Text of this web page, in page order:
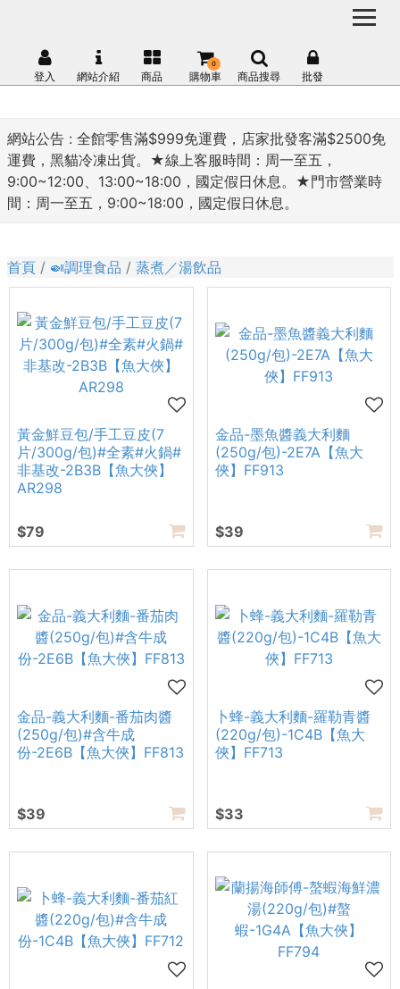
網站公告 : 全館零售滿$999免運費，店家批發客滿$2500免
運費，黑貓冷凍出貨。★線上客服時間：周一至五，
9:00~12:00、13:00~18:00，國定假日休息。★門市營業時
間：周一至五，9:00~18:00，國定假日休息。
登入 網站介紹 商品 購物車
0
商品搜尋 批發
首頁 🍛調理食品 蒸煮／湯飲品
黃金鮮豆包/手工豆皮(7
片/300g/包)#全素#火鍋#
非基改-2B3B【魚大俠】
AR298
$79
金品-墨魚醬義大利麵
(250g/包)-2E7A【魚大
俠】FF913
$39
金品-義大利麵-番茄肉醬
(250g/包)#含牛成
份-2E6B【魚大俠】FF813
$39
卜蜂-義大利麵-羅勒青醬
(220g/包)-1C4B【魚大
俠】FF713
$33